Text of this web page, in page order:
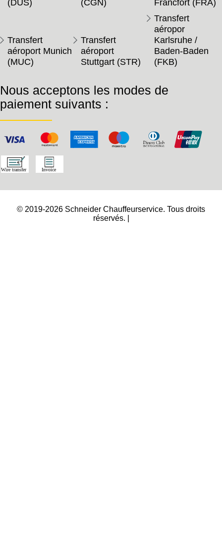
(DUS)
(CGN)
Francfort (FRA)
Transfert
aéroport Munich
(MUC)
Transfert
aéroport
Stuttgart (STR)
Transfert
aéropor
Karlsruhe /
Baden-Baden
(FKB)
Nous acceptons les modes de
paiement suivants :
© 2019-2026 Schneider Chauffeurservice. Tous droits
réservés. |